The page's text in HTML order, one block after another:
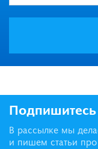
В рассылке мы
и пишем статьи про